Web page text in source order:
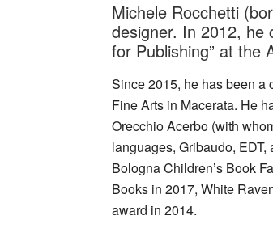
Michele Rocchetti
designer. In 2012, he
for Publishing” at the
Since 2015, he has been a
Fine Arts in Macerata. He
Orecchio Acerbo (with
languages, Gribaudo,
Bologna Children’s Book
Books in 2017, White
award in 2014.